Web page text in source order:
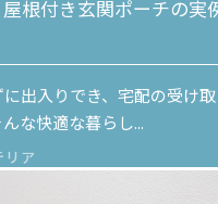
根付き玄関ポーチの実
出入りでき、宅配の受け
な快適な暮らし...
リア